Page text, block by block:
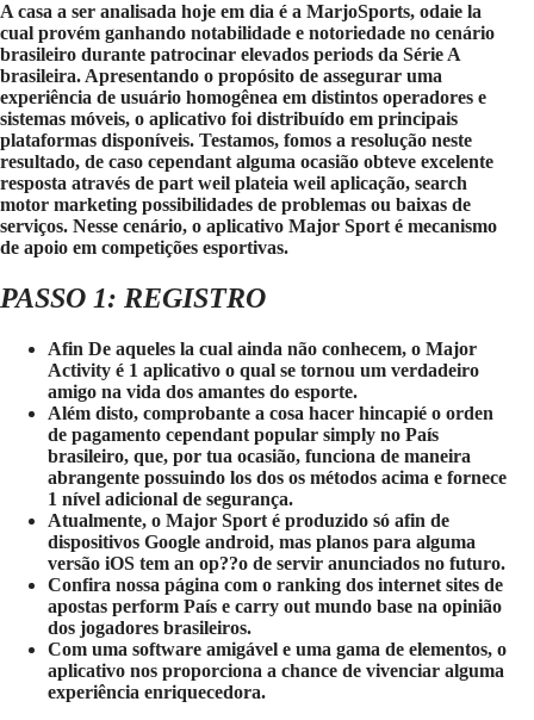
A casa a ser analisada hoje em dia é a MarjoSports, odaie la
cual provém ganhando notabilidade e notoriedade no cenário
brasileiro durante patrocinar elevados periods da Série A
brasileira. Apresentando o propósito de assegurar uma
experiência de usuário homogênea em distintos operadores e
sistemas móveis, o aplicativo foi distribuído em principais
plataformas disponíveis. Testamos, fomos a resolução neste
resultado, de caso cependant alguma ocasião obteve excelente
resposta através de part weil plateia weil aplicação, search
motor marketing possibilidades de problemas ou baixas de
serviços. Nesse cenário, o aplicativo Major Sport é mecanismo
de apoio em competições esportivas.
PASSO 1: REGISTRO
Afin De aqueles la cual ainda não conhecem, o Major
Activity é 1 aplicativo o qual se tornou um verdadeiro
amigo na vida dos amantes do esporte.
Além disto, comprobante a cosa hacer hincapié o orden
de pagamento cependant popular simply no País
brasileiro, que, por tua ocasião, funciona de maneira
abrangente possuindo los dos os métodos acima e fornece
1 nível adicional de segurança.
Atualmente, o Major Sport é produzido só afin de
dispositivos Google android, mas planos para alguma
versão iOS tem an op??o de servir anunciados no futuro.
Confira nossa página com o ranking dos internet sites de
apostas perform País e carry out mundo base na opinião
dos jogadores brasileiros.
Com uma software amigável e uma gama de elementos, o
aplicativo nos proporciona a chance de vivenciar alguma
experiência enriquecedora.